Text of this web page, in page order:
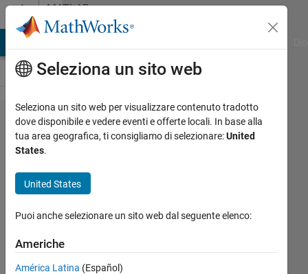
Vai al contenutoMATLAB
Answers
Is there
a way to
a struct
array?
Biza
Seleziona un sito web
Seleziona un sito web per visualizzare contenuto tradotto
dove disponibile e vedere eventi e offerte locali. In base alla
tua area geografica, ti consigliamo di selezionare:United
States.
United States
Puoi anche selezionare un sito web dal seguente elenco:
Americhe
América Latina (Español)